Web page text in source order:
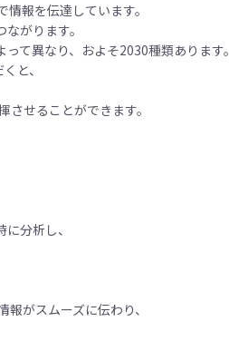
報を伝達しています。
がります。
て異なり、およそ2030種類あります。
と、
せることができます。
分析し、
がスムーズに伝わり、